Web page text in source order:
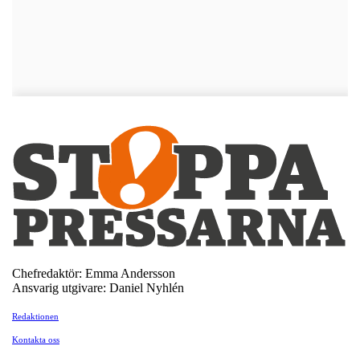
Chefredaktör: Emma Andersson
Ansvarig utgivare: Daniel Nyhlén
Redaktionen
Kontakta oss